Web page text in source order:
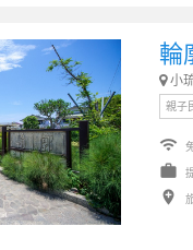
輪
小
親子
wifi
work
add_location